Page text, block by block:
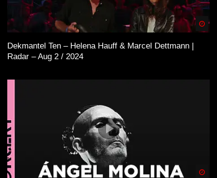
Dekmantel Ten – Helena Hauff & Marcel Dettmann |
Radar – Aug 2 / 2024